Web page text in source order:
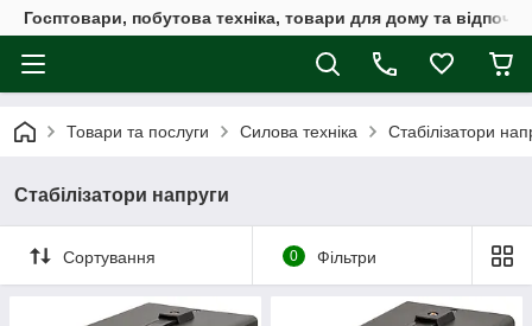
Госптовари, побутова техніка, товари для дому та
Товари та послуги Силова техніка Стабілізатори
Стабілізатори напруги
Сортування 0 Фільтри